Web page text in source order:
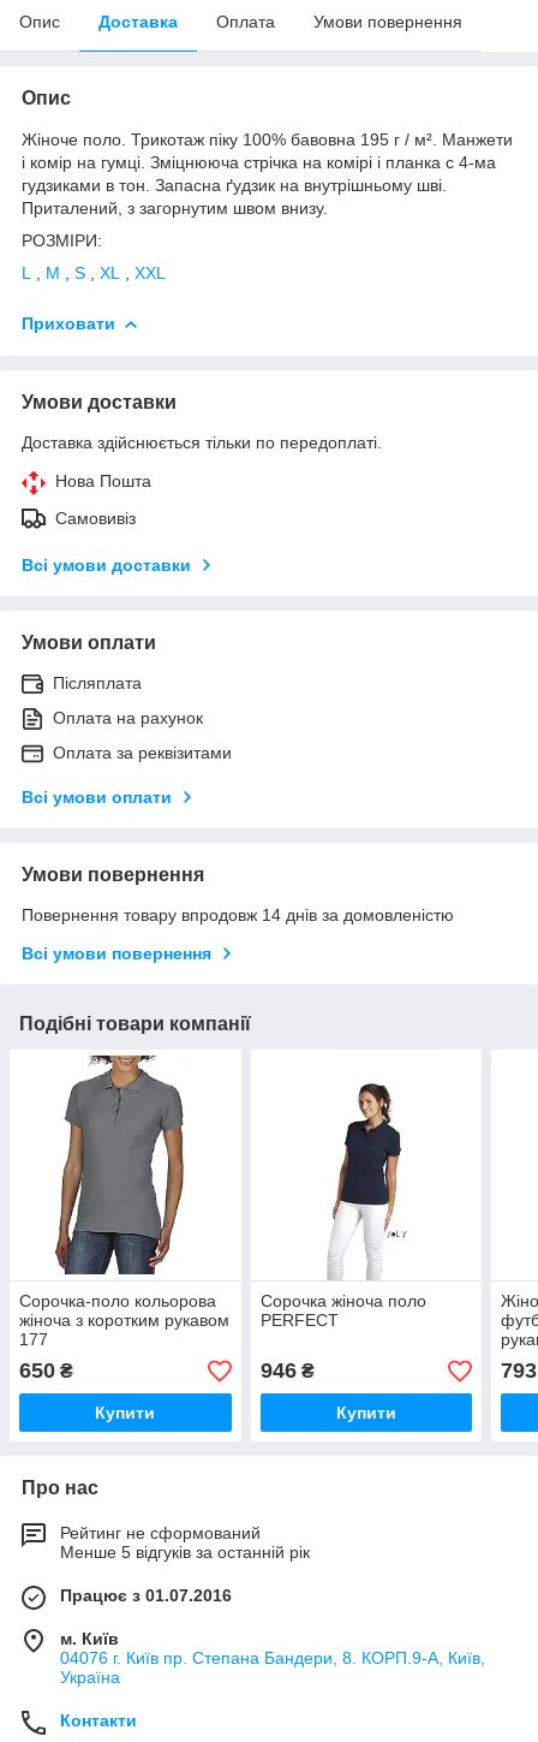
Опис Доставка Оплата Умови повернення
Опис
Жіноче поло. Трикотаж піку 100% бавовна 195 г / м². Манжети
і комір на гумці. Зміцнююча стрічка на комірі і планка c 4-ма
гудзиками в тон. Запасна ґудзик на внутрішньому шві.
Приталений, з загорнутим швом внизу.
РОЗМІРИ:
L
M S XL XXL
Приховати
Умови доставки
Доставка здійснюється тільки по передоплаті.
Нова Пошта
Самовивіз
Всі умови доставки
Умови оплати
Післяплата
Оплата на рахунок
Оплата за реквізитами
Всі умови оплати
Умови повернення
Повернення товару впродовж 14 днів за домовленістю
Всі умови повернення
Подібні товари компанії
Сорочка-поло кольорова
жіноча з коротким рукавом
177
650 ₴
Купити
Сорочка жіноча поло
PERFECT
946₴
Купити
793
Про нас
Рейтинг не сформований
Менше 5 відгуків за останній рік
Працює з 01.07.2016
м. Київ
04076 г. Київ пр. Степана Бандери, 8. КОРП.9-А, Київ,
Україна
Контакти